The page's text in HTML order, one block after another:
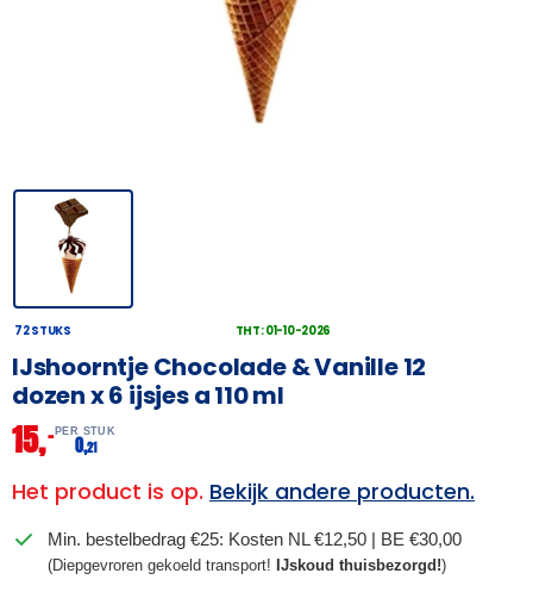
72 STUKS THT: 01-10-2026
IJshoorntje Chocolade & Vanille 12
dozen x 6 ijsjes a 110 ml
15,– PER STUK
0,21
Het product is op. Bekijk andere producten.
Min. bestelbedrag €25: Kosten NL €12,50 | BE €30,00
(Diepgevroren gekoeld transport! IJskoud thuisbezorgd!)